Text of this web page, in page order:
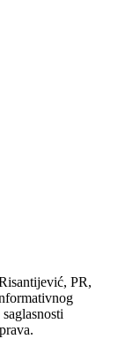
PR,